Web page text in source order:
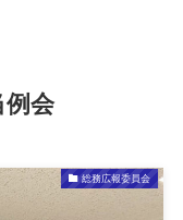
会
総務広報委員会